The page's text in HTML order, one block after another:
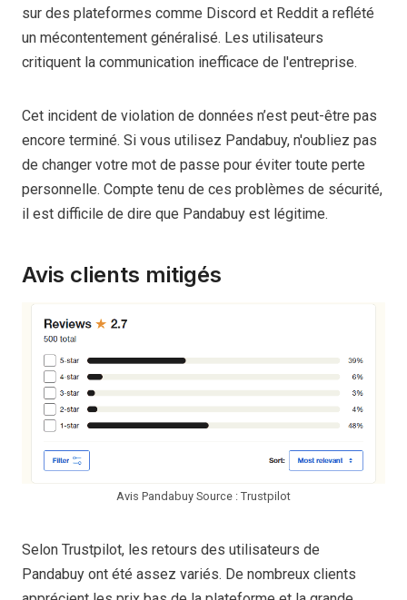
sur des plateformes comme Discord et Reddit a reflété
un mécontentement généralisé. Les utilisateurs
critiquent la communication inefficace de l'entreprise.
Cet incident de violation de données n’est peut-être pas
encore terminé. Si vous utilisez Pandabuy, n'oubliez pas
de changer votre mot de passe pour éviter toute perte
personnelle. Compte tenu de ces problèmes de sécurité,
il est difficile de dire que Pandabuy est légitime.
Avis clients mitigés
Avis Pandabuy Source : Trustpilot
Selon Trustpilot, les retours des utilisateurs de
Pandabuy ont été assez variés. De nombreux clients